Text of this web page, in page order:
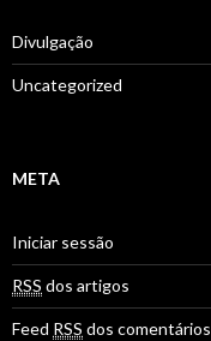
Divulgação
Uncategorized
META
Iniciar sessão
RSS dos artigos
Feed RSS dos comentários